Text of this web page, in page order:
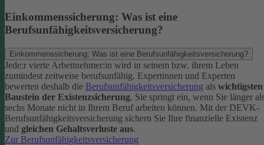
Einkommenssicherung: Was ist eine
Berufsunfähigkeitsversicherung?
Einkommenssicherung: Was ist eine Berufsunfähigkeitsversicherung?
Jede:r vierte Arbeitnehmer:in wird in seinem bzw. ihrem Leben
zumindest zeitweise berufsunfähig. Expertinnen und Experten
bewerten deshalb die Berufsunfähigkeitsversicherung als wichtigsten
Baustein der Existenzsicherung. Sie springt ein, wenn Sie länger
sechs Monate nicht in Ihrem Beruf arbeiten können. Mit der DEVK-
Berufsunfähigkeitsversicherung sichern Sie Ihre finanzielle Existenz
und gleichen Gehaltsverluste aus.
Zur Berufsunfähigkeitsversicherung